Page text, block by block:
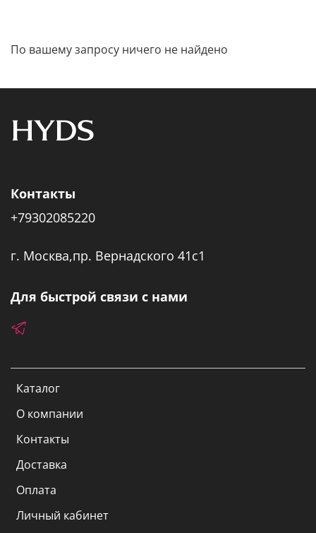
По вашему запросу ничего не найдено
Каталог
О компании
Контакты
Доставка
Оплата
Личный кабинет
Контакты
+79302085220
г. Москва,пр. Вернадского 41с1
Для быстрой связи с нами